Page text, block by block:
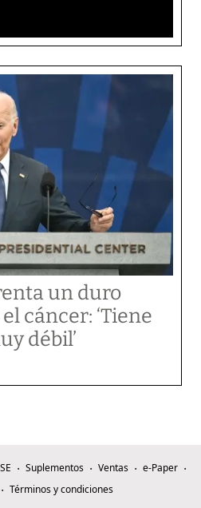
un duro
cáncer: ‘Tiene
débil’
Suplementos Ventas
e-Paper
Términos y condiciones